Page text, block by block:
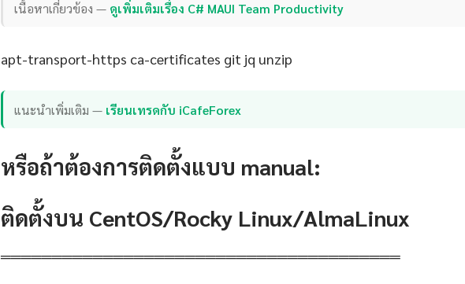
เนื้อหาเกี่ยวข้อง — ดูเพิ่มเติมเรื่อง C# MAUI Team Productivity
apt-transport-https ca-certificates git jq unzip
แนะนำเพิ่มเติม — เรียนเทรดกับ iCafeForex
หรือถ้าต้องการติดตั้งแบบ manual:
ติดตั้งบน CentOS/Rocky Linux/AlmaLinux
═══════════════════════════════════════